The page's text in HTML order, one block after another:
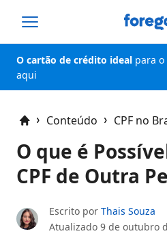
O cartão de crédito ideal para
aqui
HomeConteúdo CPF no
O que é
CPF de Outra
Escrito por Thais Souza
Atualizado 9 de outubro